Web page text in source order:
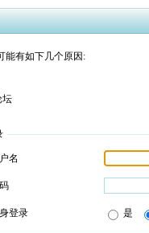
能有如下几个原因:
坛
名
登录 是